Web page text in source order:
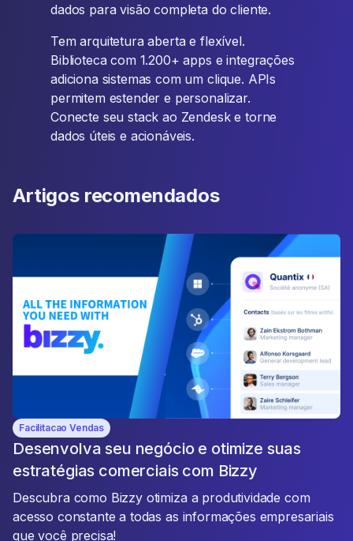
dados para visão completa do cliente.
Tem arquitetura aberta e flexível.
Biblioteca com 1.200+ apps e integrações
adiciona sistemas com um clique. APIs
permitem estender e personalizar.
Conecte seu stack ao Zendesk e torne
dados úteis e acionáveis.
Artigos recomendados
Facilitacao Vendas
Desenvolva seu negócio e otimize suas
estratégias comerciais com Bizzy
Descubra como Bizzy otimiza a produtividade com
acesso constante a todas as informações empresariais
que você precisa!